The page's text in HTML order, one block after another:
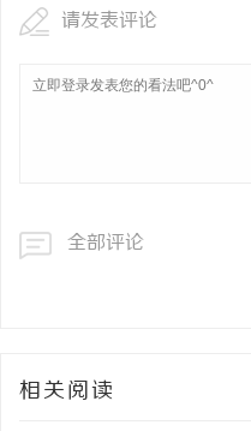
请发表评论
全部评论
相关阅读